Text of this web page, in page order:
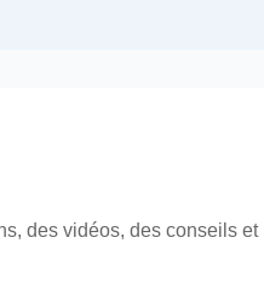
des vidéos, des conseils et